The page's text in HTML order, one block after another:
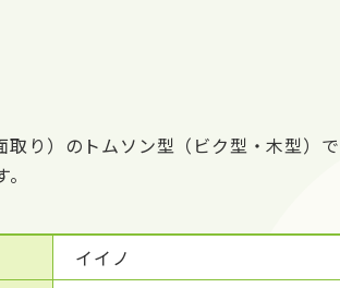
り）のトムソン型（ビク型・木型）
イイノ